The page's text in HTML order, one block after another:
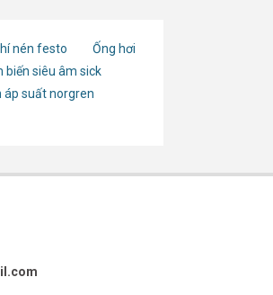
nén festo
Ống hơi
biến siêu âm sick
áp suất norgren